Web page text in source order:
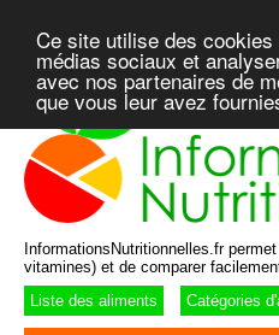
Ce site utilise des
médias sociaux et
avec nos partenaires de
que vous leur avez
InformationsNutritionnelles.fr
vitamines) et de comparer
Liste des aliments
Catégories